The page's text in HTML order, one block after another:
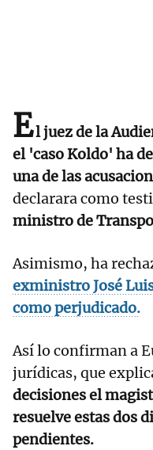
El juez de la
el 'caso Koldo' ha
una de las
declarara como
ministro de
Asimismo, ha
exministro José
como perjudicado.
Así lo confirman a
jurídicas, que
decisiones el
resuelve estas dos
pendientes.